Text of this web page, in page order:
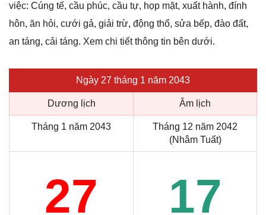
việc: Cúng tế, cầu phúc, cầu tự, họp mặt, xuất hành, đính
hôn, ăn hỏi, cưới gả, giải trừ, động thổ, sửa bếp, đào đất,
an táng, cải táng. Xem chi tiết thông tin bên dưới.
Ngày 27 tháng 1 năm 2043
Dương lịch Âm lịch
Tháng 1 năm 2043
Tháng 12 năm 2042
(Nhâm Tuất)
27 17